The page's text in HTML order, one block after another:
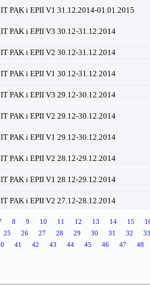
PAK i EPII V1 31.12.2014-01.01.2015
PAK i EPII V3 30.12-31.12.2014
PAK i EPII V2 30.12-31.12.2014
PAK i EPII V1 30.12-31.12.2014
PAK i EPII V3 29.12-30.12.2014
PAK i EPII V2 29.12-30.12.2014
PAK i EPII V1 29.12-30.12.2014
PAK i EPII V2 28.12-29.12.2014
PAK i EPII V1 28.12-29.12.2014
PAK i EPII V2 27.12-28.12.2014
8 9 10 11 12 13 14 15
25 26 27 28 29 30 31 32 33
41 42 43 44 45 46 47 48